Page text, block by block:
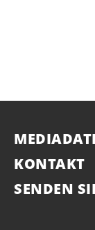
KONTAKT
SENDEN